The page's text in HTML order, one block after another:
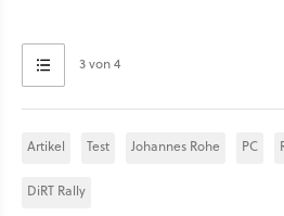
3 von 4
Artikel Test Johannes Rohe PC
DiRT Rally